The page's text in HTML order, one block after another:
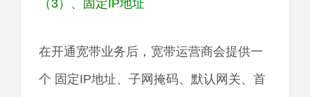
（3）、固定IP地址
在开通宽带业务后，宽带运营商会提供一
个 固定IP地址、子网掩码、默认网关、首